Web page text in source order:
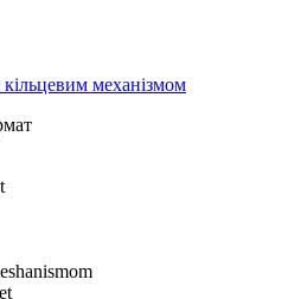
механізмом